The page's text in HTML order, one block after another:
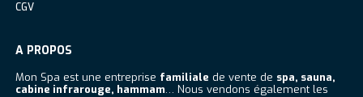
CGV
A PROPOS
Mon Spa est une entreprise familiale de vente de spa, sauna,
cabine infrarouge, hammam… Nous vendons également les